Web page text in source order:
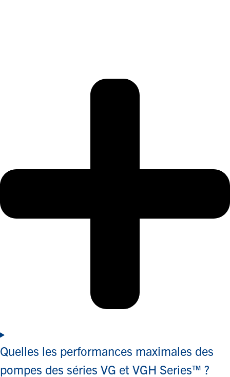
Quelles les performances maximales des
pompes des séries VG et VGH Series™ ?